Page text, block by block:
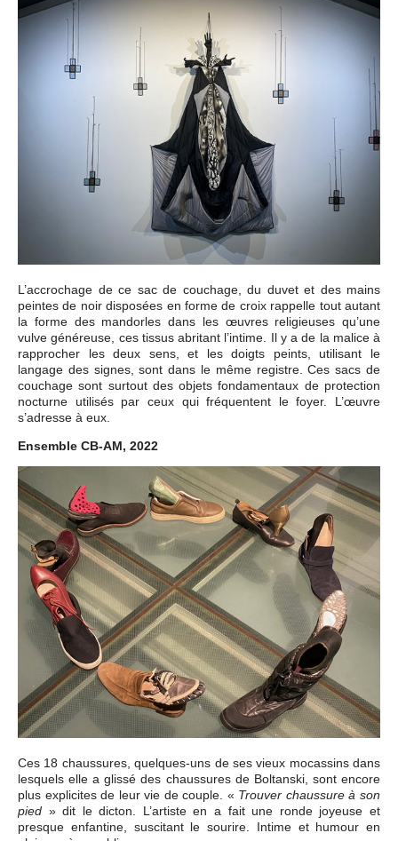
L’accrochage de ce sac de couchage, du duvet et des mains
peintes de noir disposées en forme de croix rappelle tout autant
la forme des mandorles dans les œuvres religieuses qu’une
vulve généreuse, ces tissus abritant l’intime. Il y a de la malice à
rapprocher les deux sens, et les doigts peints, utilisant le
langage des signes, sont dans le même registre. Ces sacs de
couchage sont surtout des objets fondamentaux de protection
nocturne utilisés par ceux qui fréquentent le foyer. L’œuvre
s’adresse à eux.
Ensemble CB-AM, 2022
Ces 18 chaussures, quelques-uns de ses vieux mocassins dans
lesquels elle a glissé des chaussures de Boltanski, sont encore
plus explicites de leur vie de couple. « Trouver chaussure à son
pied » dit le dicton. L’artiste en a fait une ronde joyeuse et
presque enfantine, suscitant le sourire. Intime et humour en